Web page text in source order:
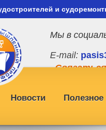
и
Мы в
E-mail:
Новости Полезное